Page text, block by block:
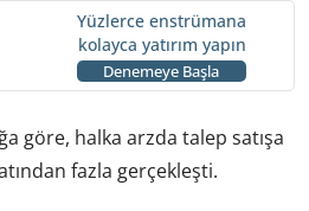
Yüzlerce enstrümana
kolayca yatırım yapın
Denemeye Başla
göre, halka arzda talep satışa
fazla gerçekleşti.